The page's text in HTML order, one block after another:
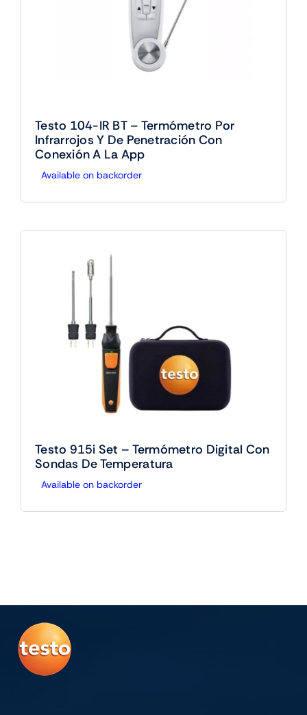
Testo 104-IR BT – Termómetro Por
Infrarrojos Y De Penetración Con
Conexión A La App
Available on backorder
Testo 915i Set – Termómetro Digital Con
Sondas De Temperatura
Available on backorder